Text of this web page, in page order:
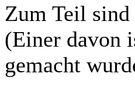
Zum Teil sind
(Einer davon
gemacht